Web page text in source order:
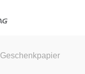
Geschenkpapier